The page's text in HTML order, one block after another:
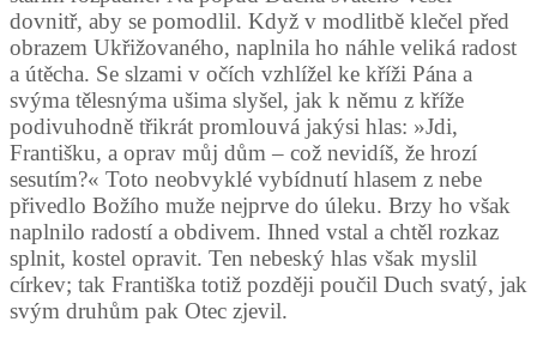
dovnitř, aby se pomodlil. Když v modlitbě klečel před
obrazem Ukřižovaného, naplnila ho náhle veliká radost
a útěcha. Se slzami v očích vzhlížel ke kříži Pána a
svýma tělesnýma ušima slyšel, jak k němu z kříže
podivuhodně třikrát promlouvá jakýsi hlas: »Jdi,
Františku, a oprav můj dům – což nevidíš, že hrozí
sesutím?« Toto neobvyklé vybídnutí hlasem z nebe
přivedlo Božího muže nejprve do úleku. Brzy ho však
naplnilo radostí a obdivem. Ihned vstal a chtěl rozkaz
splnit, kostel opravit. Ten nebeský hlas však myslil
církev; tak Františka totiž později poučil Duch svatý, jak
svým druhům pak Otec zjevil.